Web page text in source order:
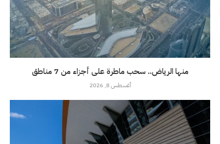
منها الرياض.. سحب ماطرة على أجزاء من 7 مناطق
أغسطس 8, 2026